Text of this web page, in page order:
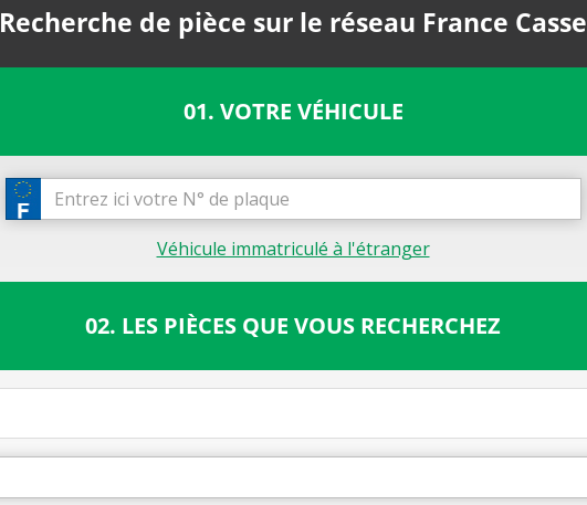
Recherche de pièce sur le réseau France Casse
01. VOTRE VÉHICULE
Véhicule immatriculé à l'étranger
02. LES PIÈCES QUE VOUS RECHERCHEZ